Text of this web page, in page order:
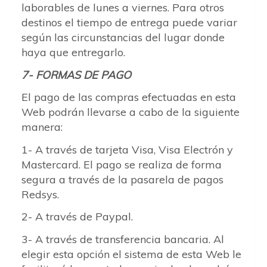
laborables de lunes a viernes. Para otros
destinos el tiempo de entrega puede variar
según las circunstancias del lugar donde
haya que entregarlo.
7- FORMAS DE PAGO
El pago de las compras efectuadas en esta
Web podrán llevarse a cabo de la siguiente
manera:
1- A través de tarjeta Visa, Visa Electrón y
Mastercard. El pago se realiza de forma
segura a través de la pasarela de pagos
Redsys.
2- A través de Paypal.
3- A través de transferencia bancaria. Al
elegir esta opción el sistema de esta Web le